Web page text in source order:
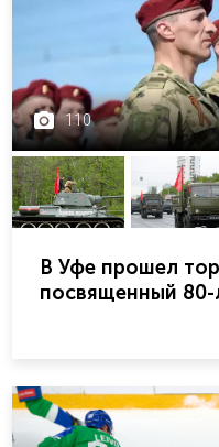
110
В Уфе прошел
посвященный